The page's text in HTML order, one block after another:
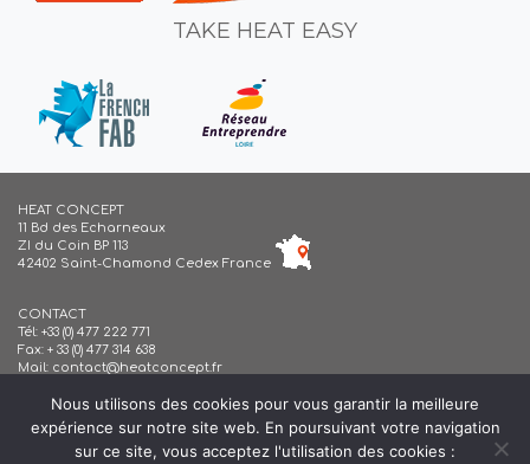
TAKE HEAT EASY
HEAT CONCEPT
11 Bd des Echarneaux
ZI du Coin BP 113
42402 Saint-Chamond Cedex France
CONTACT
Tél: +33 (0) 477 222 771
Fax: + 33 (0) 477 314 638
Mail: contact@heatconcept.fr
Our story
Nous utilisons des cookies pour vous garantir la meilleure
expérience sur notre site web. En poursuivant votre navigation
sur ce site, vous acceptez l'utilisation des cookies :